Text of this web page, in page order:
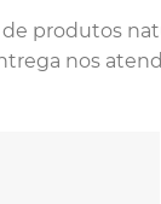
produtos
nos